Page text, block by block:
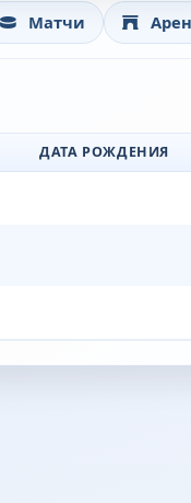
Матчи
ДАТА РОЖДЕНИЯ